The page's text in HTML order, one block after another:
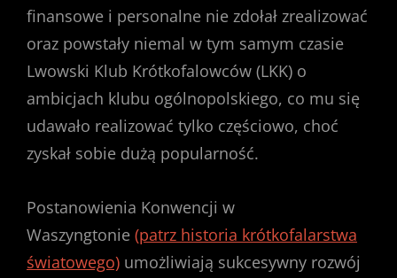
finansowe i personalne nie zdołał zrealizować
oraz powstały niemal w tym samym czasie
Lwowski Klub Krótkofalowców (LKK) o
ambicjach klubu ogólnopolskiego, co mu się
udawało realizować tylko częściowo, choć
zyskał sobie dużą popularność.
Postanowienia Konwencji w
Waszyngtonie (patrz historia krótkofalarstwa
światowego) umożliwiają sukcesywny rozwój